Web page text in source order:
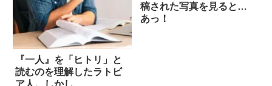
『一人』を「ヒトリ」と
読むのを理解したラトビ
ア人。しかし…
稿された写真を見ると…
あっ！